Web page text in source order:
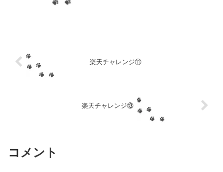
楽天チャレンジ⑪
楽天チャレンジ⑬
コメント